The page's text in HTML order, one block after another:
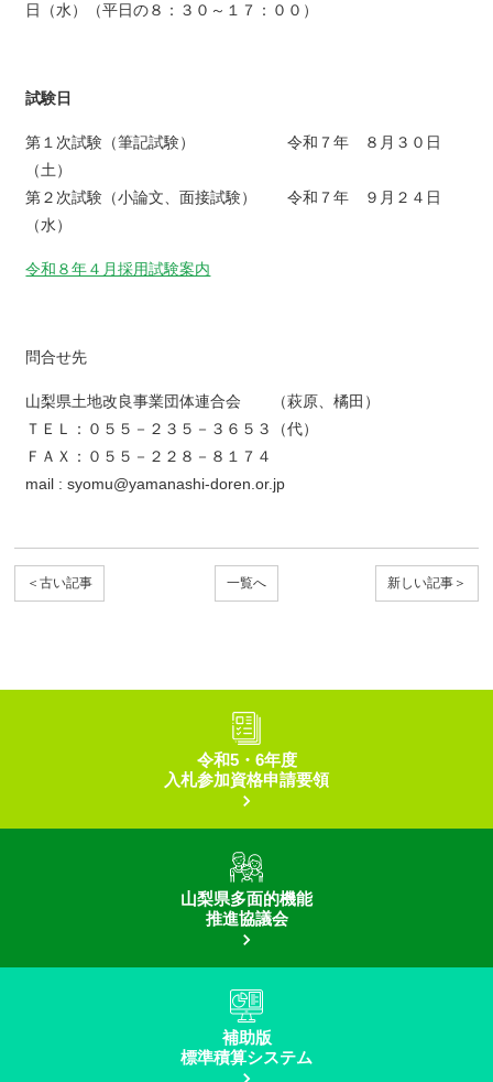
日（水）（平日の８：３０～１７：００）
試験日
第１次試験（筆記試験） 令和７年 ８月３０日
（土）
第２次試験（小論文、面接試験） 令和７年 ９月２４日
（水）
令和８年４月採用試験案内
問合せ先
山梨県土地改良事業団体連合会 （萩原、橘田）
ＴＥＬ：０５５－２３５－３６５３（代）
ＦＡＸ：０５５－２２８－８１７４
mail : syomu@yamanashi-doren.or.jp
＜古い記事 一覧へ 新しい記事＞
令和5・6年度
入札参加資格申請要領
山梨県多面的機能
推進協議会
補助版
標準積算システム